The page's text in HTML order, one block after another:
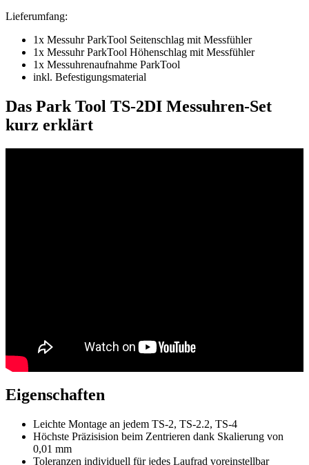
Lieferumfang:
1x Messuhr ParkTool Seitenschlag mit Messfühler
1x Messuhr ParkTool Höhenschlag mit Messfühler
1x Messuhrenaufnahme ParkTool
inkl. Befestigungsmaterial
Das Park Tool TS-2DI Messuhren-Set
kurz erklärt
Eigenschaften
Leichte Montage an jedem TS-2, TS-2.2, TS-4
Höchste Präzisision beim Zentrieren dank Skalierung von
0,01 mm
Toleranzen individuell für jedes Laufrad voreinstellbar